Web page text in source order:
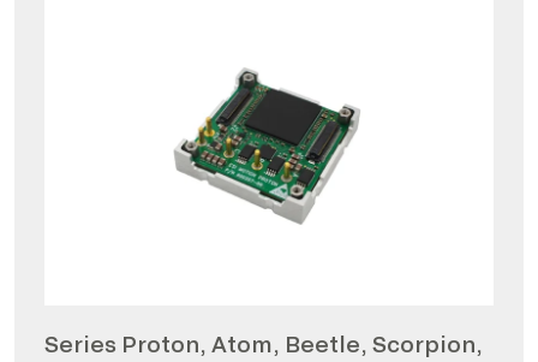
Series Proton, Atom, Beetle, Scorpion,